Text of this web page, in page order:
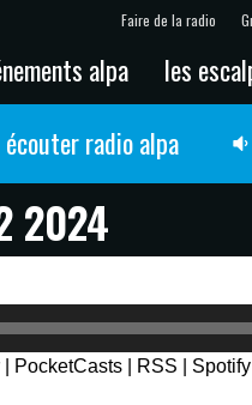
Faire de la radio
alpa les
écouter radio alpa
2024
PocketCasts RSS Spotify